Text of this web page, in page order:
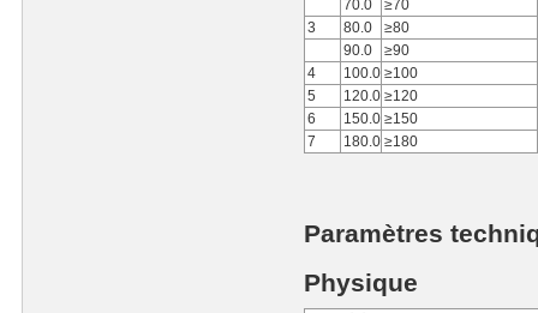
70.0
≥70
3
80.0
≥80
90.0
≥90
4
100.0 ≥100
5
120.0 ≥120
6
150.0 ≥150
7
180.0 ≥180
Paramètres
Physique